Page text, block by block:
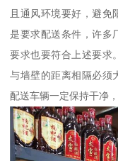
且通风环境要好，避
是要求配送条件，许多
要求也要符合上述要求
与墙壁的距离相隔必须
配送车辆一定保持干净